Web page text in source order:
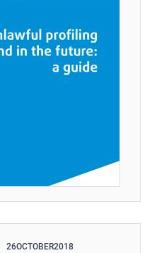
26OCTOBER2018